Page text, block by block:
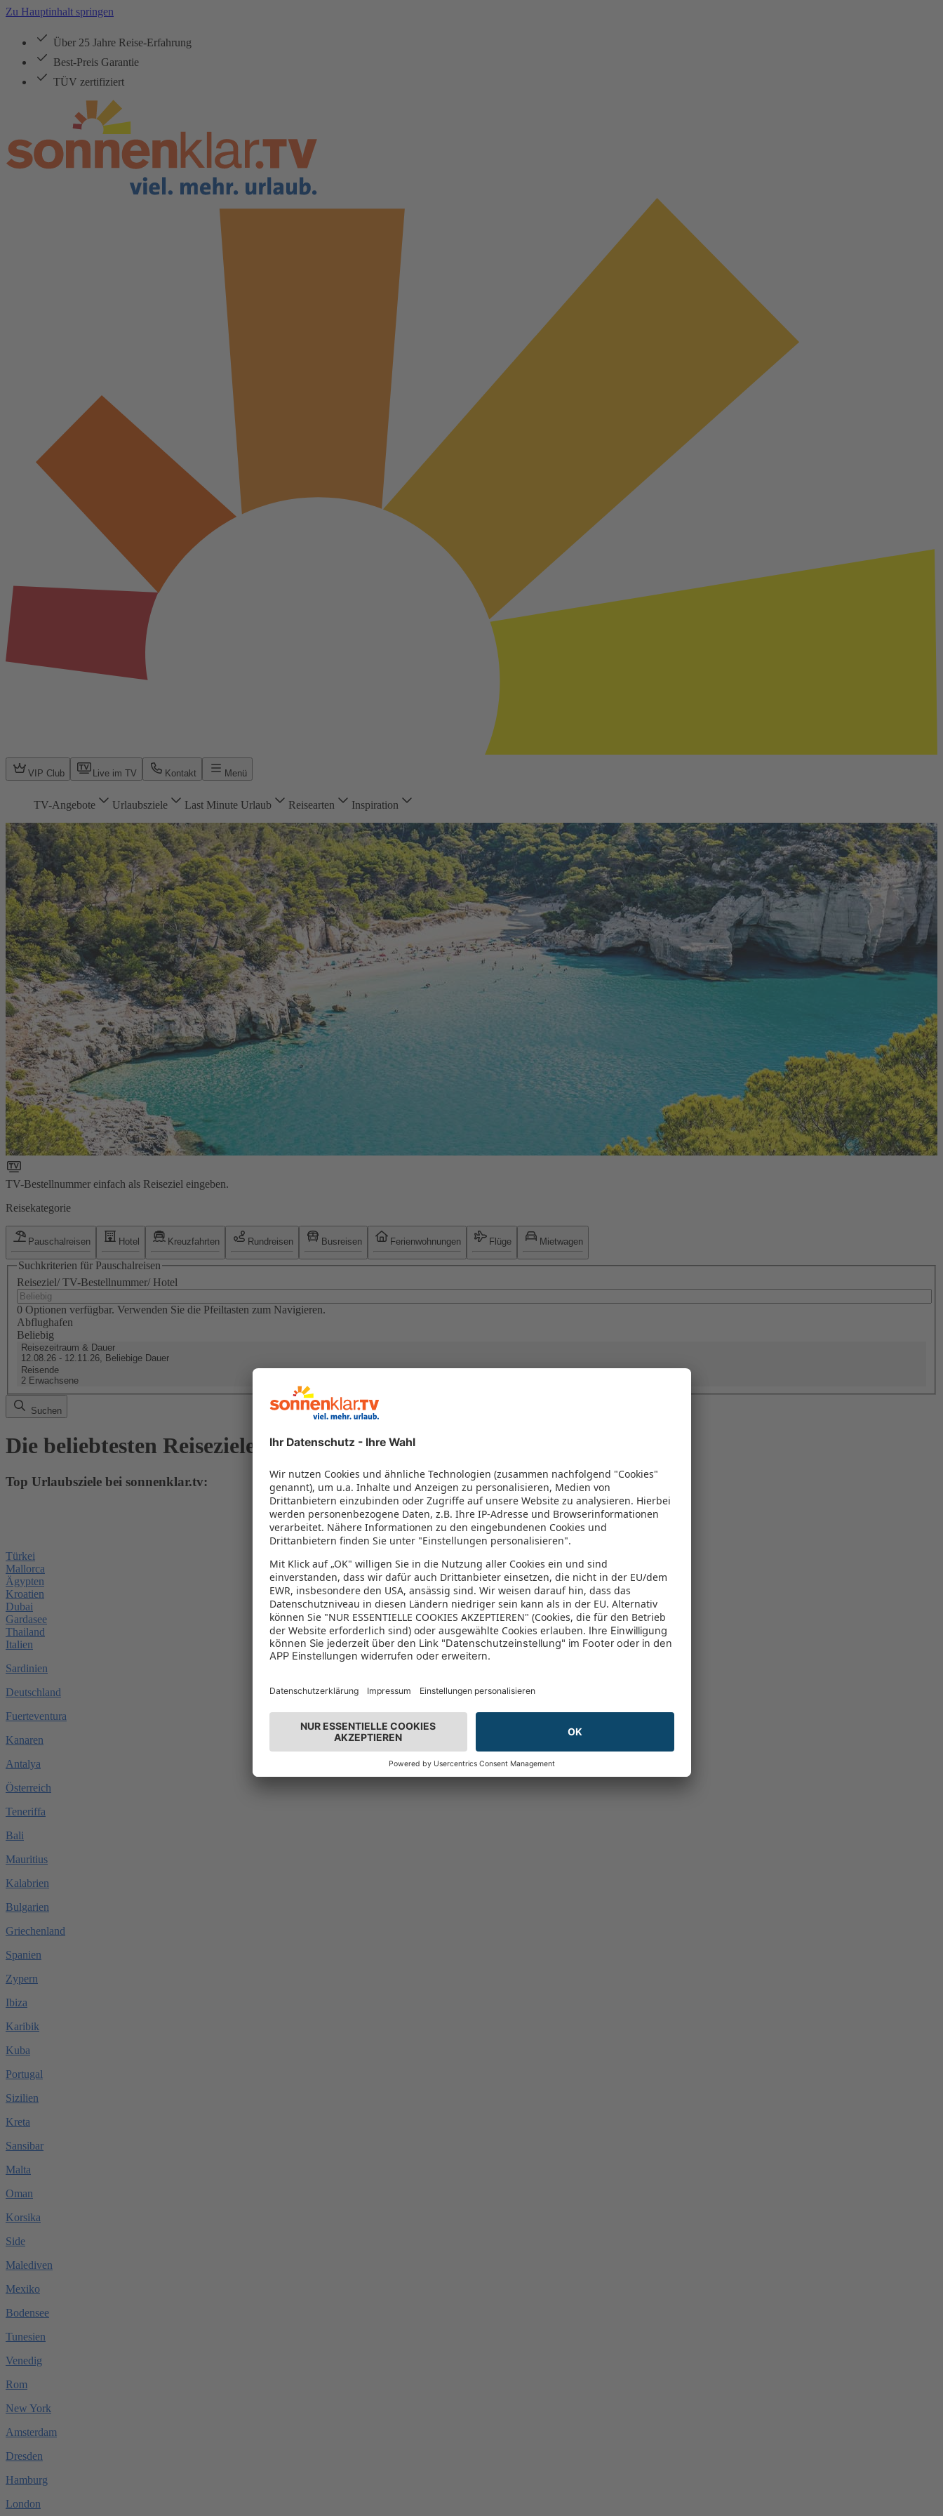
Zu Hauptinhalt springen
Über 25 Jahre Reise-Erfahrung
Best-Preis Garantie
TÜV zertifiziert
VIP Club Live im TV Kontakt Menü
TV-Angebote Urlaubsziele Last Minute Urlaub Reisearten Inspiration
TV-Bestellnummer einfach als Reiseziel eingeben.
Reisekategorie
Pauschalreisen Hotel Kreuzfahrten Rundreisen Busreisen Ferienwohnungen Flüge Mietwagen
Suchkriterien für Pauschalreisen
Reiseziel/ TV-Bestellnummer/ Hotel
0 Optionen verfügbar. Verwenden Sie die Pfeiltasten zum Navigieren.
Abflughafen
Beliebig
Reisezeitraum & Dauer
12.08.26 - 12.11.26, Beliebige Dauer
Reisende
2 Erwachsene
Suchen
Die beliebtesten Reiseziele & Reisearten?
Top Urlaubsziele bei sonnenklar.tv:
Türkei
Mallorca
Ägypten
Kroatien
Dubai
Gardasee
Thailand
Italien
Sardinien
Deutschland
Fuerteventura
Kanaren
Antalya
Österreich
Teneriffa
Bali
Mauritius
Kalabrien
Bulgarien
Griechenland
Spanien
Zypern
Ibiza
Karibik
Kuba
Portugal
Sizilien
Kreta
Sansibar
Malta
Oman
Korsika
Side
Malediven
Mexiko
Bodensee
Tunesien
Venedig
Rom
New York
Amsterdam
Dresden
Hamburg
London